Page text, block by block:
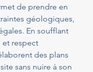
de prendre en
géologiques,
En soufflant
et respect
des plans
sans nuire à son